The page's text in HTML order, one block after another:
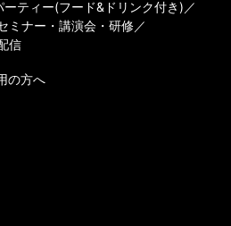
ーティー(フード&ドリンク付き)
ミナー・講演会・研修
信
の方へ